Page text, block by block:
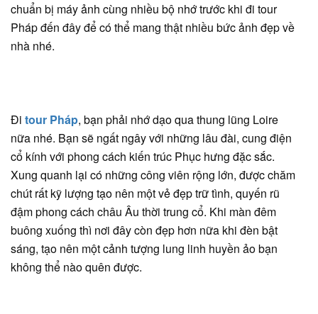
chuẩn bị máy ảnh cùng nhiều bộ nhớ trước khi đi tour
Pháp đến đây để có thể mang thật nhiều bức ảnh đẹp về
nhà nhé.
Đi tour Pháp, bạn phải nhớ dạo qua thung lũng Loire
nữa nhé. Bạn sẽ ngất ngây với những lâu đài, cung điện
cổ kính với phong cách kiến trúc Phục hưng đặc sắc.
Xung quanh lại có những công viên rộng lớn, được chăm
chút rất kỹ lượng tạo nên một vẻ đẹp trữ tình, quyến rũ
đậm phong cách châu Âu thời trung cổ. Khi màn đêm
buông xuống thì nơi đây còn đẹp hơn nữa khi đèn bật
sáng, tạo nên một cảnh tượng lung linh huyền ảo bạn
không thể nào quên được.